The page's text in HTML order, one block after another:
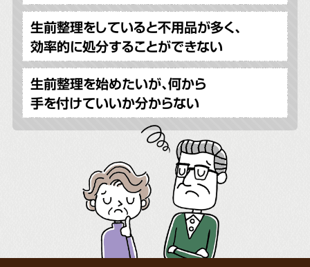
生前整理をしていると不用品が多く、
効率的に処分することができない
生前整理を始めたいが、何から
手を付けていいか分からない